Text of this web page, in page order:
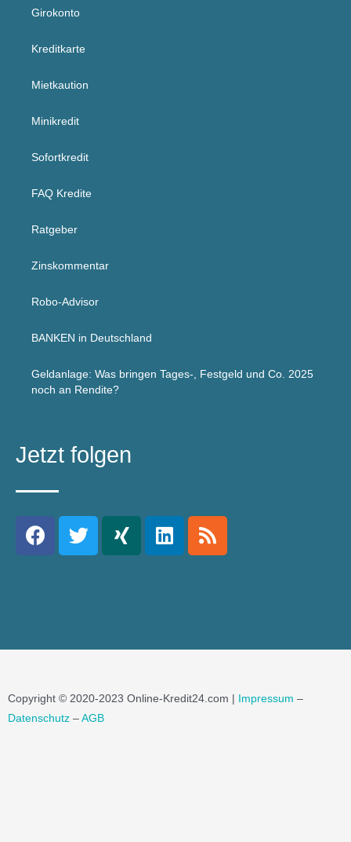
Girokonto
Kreditkarte
Mietkaution
Minikredit
Sofortkredit
FAQ Kredite
Ratgeber
Zinskommentar
Robo-Advisor
BANKEN in Deutschland
Geldanlage: Was bringen Tages-, Festgeld und Co. 2025
noch an Rendite?
Jetzt folgen
Copyright © 2020-2023 Online-Kredit24.com | Impressum –
Datenschutz – AGB